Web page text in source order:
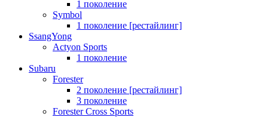
1 поколение
Symbol
1 поколение [рестайлинг]
SsangYong
Actyon Sports
1 поколение
Subaru
Forester
2 поколение [рестайлинг]
3 поколение
Forester Cross Sports